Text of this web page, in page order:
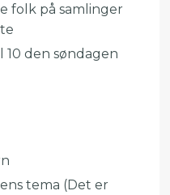
folk på samlinger
den søndagen
tema (Det er